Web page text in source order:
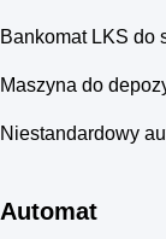
Bankomat LKS do
Maszyna do
Niestandardowy
Automat